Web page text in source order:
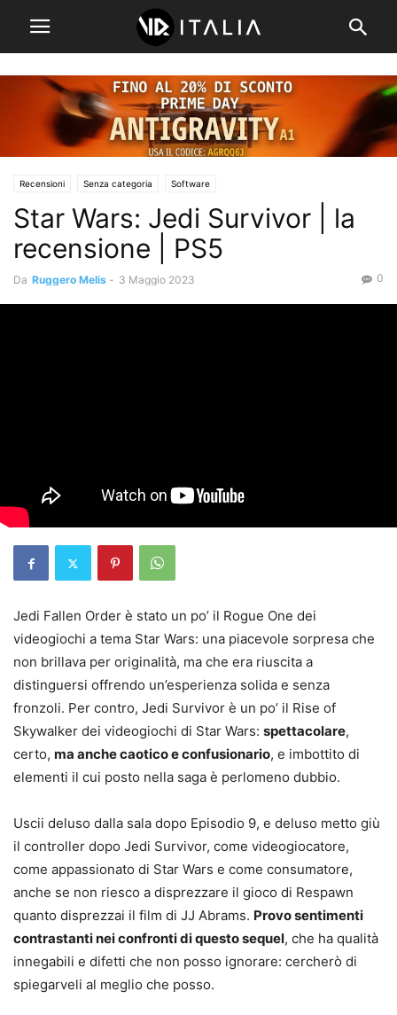
Recensioni Senza categoria Software
Star Wars: Jedi Survivor | la
recensione | PS5
Da Ruggero Melis - 3 Maggio 2023 0
Jedi Fallen Order è stato un po’ il Rogue One dei
videogiochi a tema Star Wars: una piacevole sorpresa che
non brillava per originalità, ma che era riuscita a
distinguersi offrendo un’esperienza solida e senza
fronzoli. Per contro, Jedi Survivor è un po’ il Rise of
Skywalker dei videogiochi di Star Wars: spettacolare,
certo, ma anche caotico e confusionario, e imbottito di
elementi il cui posto nella saga è perlomeno dubbio.
Uscii deluso dalla sala dopo Episodio 9, e deluso metto giù
il controller dopo Jedi Survivor, come videogiocatore,
come appassionato di Star Wars e come consumatore,
anche se non riesco a disprezzare il gioco di Respawn
quanto disprezzai il film di JJ Abrams. Provo sentimenti
contrastanti nei confronti di questo sequel, che ha qualità
innegabili e difetti che non posso ignorare: cercherò di
spiegarveli al meglio che posso.